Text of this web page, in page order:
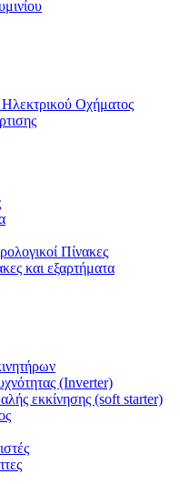
Οχήματος
Πίνακες
και εξαρτήματα
(Inverter)
εκκίνησης (soft starter)